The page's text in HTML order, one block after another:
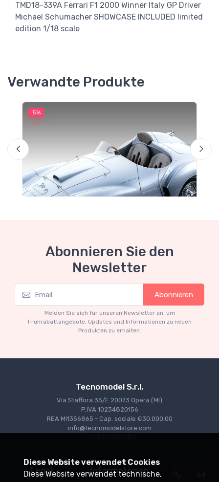
TMD18-339A Ferrari F1 2000 Winner Italy GP Driver
Michael Schumacher SHOWCASE INCLUDED limited
edition 1/18 scale
Verwandte Produkte
5%
Mythos Collection 1-18
Ferrari 166 MM Abarth Metallic Silver Press
€227.05 €239.00
Abonnieren Sie den
Newsletter
Abonnieren
Melden Sie sich für unseren Newsletter an, um
Frührabattangebote, Updates und Informationen zu neuen
Produkten zu erhalten.
Tecnomodel S.r.l.
Via Staffora 35/E 20073 Opera (MI)
P.IVA 10234820156
REA MI1356865 - Cap. sociale €30.000,00
info@tecnomodelstore.com
Legal Informationen
Diese Website verwendet Cookies
Diese Website verwendet technische,